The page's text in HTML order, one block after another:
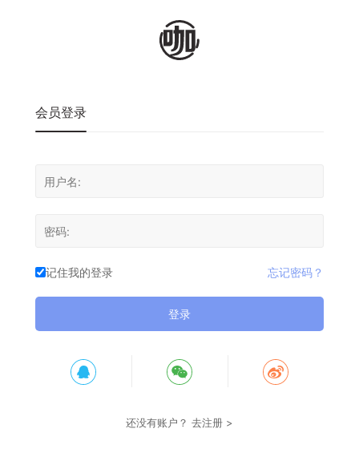
会员登录
记住我的登录 忘记密码？
登录
还没有账户？ 去注册 >